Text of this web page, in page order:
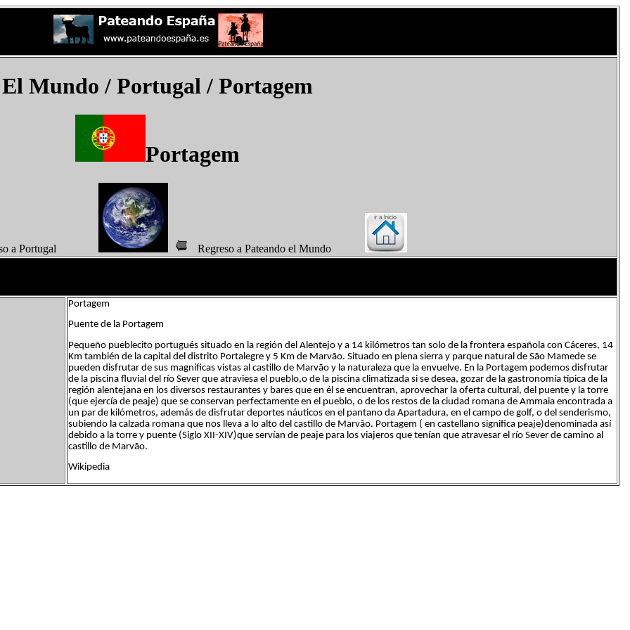
El Mundo/ Portugal / Portagem
Portagem
a Portugal Regreso a Pateando el Mundo
Portagem
Puente de la Portagem
Pequeño pueblecito portugués situado en la región del Alentejo y a 14 kilómetros tan solo de la frontera española con Cáceres, 14
Km también de la capital del distrito Portalegre y 5 Km de Marvão. Situado en plena sierra y parque natural de São Mamede se
pueden disfrutar de sus magnificas vistas al castillo de Marvão y la naturaleza que la envuelve. En la Portagem podemos disfrutar
de la piscina fluvial del río Sever que atraviesa el pueblo,o de la piscina climatizada si se desea, gozar de la gastronomía típica de la
región alentejana en los diversos restaurantes y bares que en él se encuentran, aprovechar la oferta cultural, del puente y la torre
(que ejercía de peaje) que se conservan perfectamente en el pueblo, o de los restos de la ciudad romana de Ammaia encontrada a
un par de kilómetros, además de disfrutar deportes náuticos en el pantano da Apartadura, en el campo de golf, o del senderismo,
subiendo la calzada romana que nos lleva a lo alto del castillo de Marvão. Portagem ( en castellano significa peaje)denominada así
debido a la torre y puente (Siglo XII-XIV)que servían de peaje para los viajeros que tenían que atravesar el río Sever de camino al
castillo de Marvão.
Wikipedia